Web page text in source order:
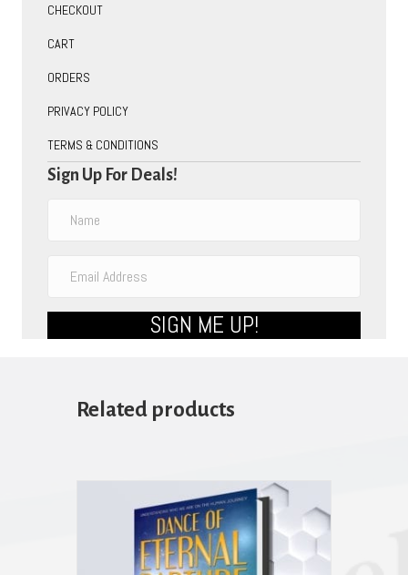
CHECKOUT
CART
ORDERS
PRIVACY POLICY
TERMS & CONDITIONS
Sign Up For Deals!
SIGN ME UP!
Related products